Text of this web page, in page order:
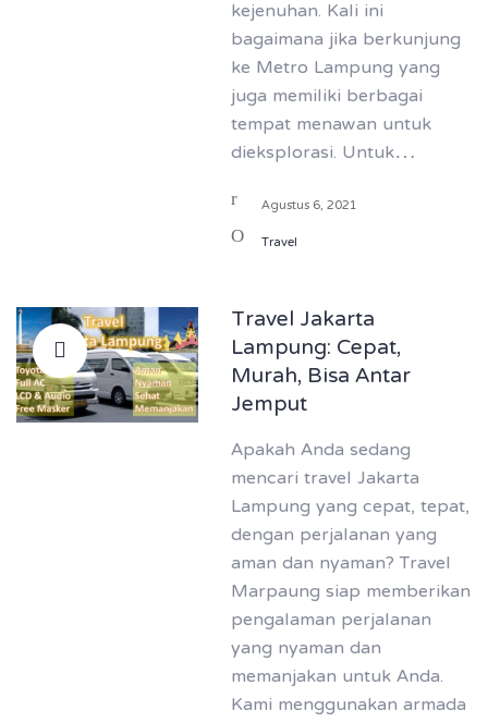
kejenuhan. Kali ini
bagaimana jika berkunjung
ke Metro Lampung yang
juga memiliki berbagai
tempat menawan untuk
dieksplorasi. Untuk…
Agustus 6, 2021
Travel
Travel Jakarta
Lampung: Cepat,
Murah, Bisa Antar
Jemput
Apakah Anda sedang
mencari travel Jakarta
Lampung yang cepat, tepat,
dengan perjalanan yang
aman dan nyaman? Travel
Marpaung siap memberikan
pengalaman perjalanan
yang nyaman dan
memanjakan untuk Anda.
Kami menggunakan armada